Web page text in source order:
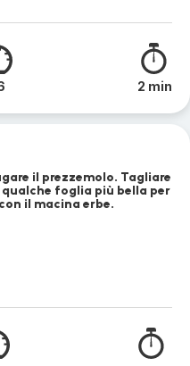
2 min
il prezzemolo. Tagliare
foglia più bella per
il macina erbe.